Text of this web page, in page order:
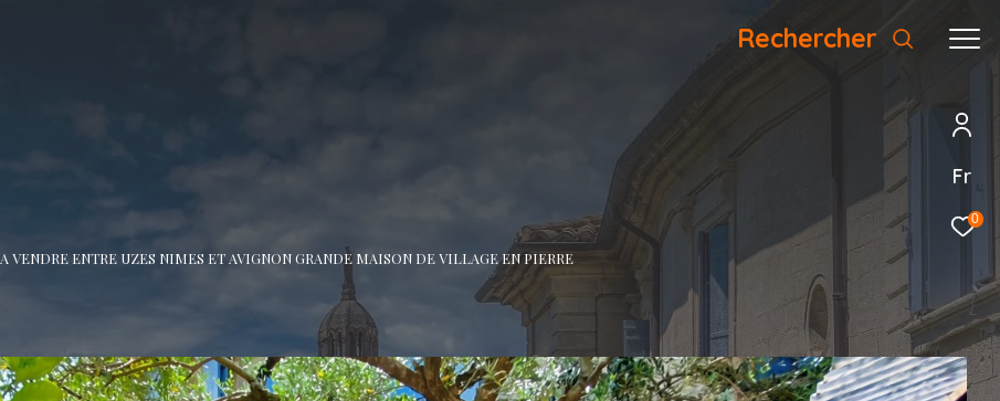
Fr
0
Rechercher
A VENDRE ENTRE UZES NIMES ET AVIGNON GRANDE MAISON DE VILLAGE EN PIERRE